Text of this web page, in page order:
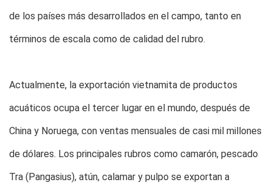
de los países más desarrollados en el campo, tanto en
términos de escala como de calidad del rubro.
Actualmente, la exportación vietnamita de productos
acuáticos ocupa el tercer lugar en el mundo, después de
China y Noruega, con ventas mensuales de casi mil millones
de dólares. Los principales rubros como camarón, pescado
Tra (Pangasius), atún, calamar y pulpo se exportan a